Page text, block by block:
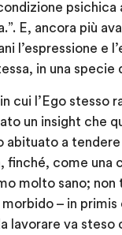
E, ancora più
l’espressione e
in una
cui l’Ego stesso
un insight che
abituato a
finché, come una
molto sano;
morbido – in
lavorare va